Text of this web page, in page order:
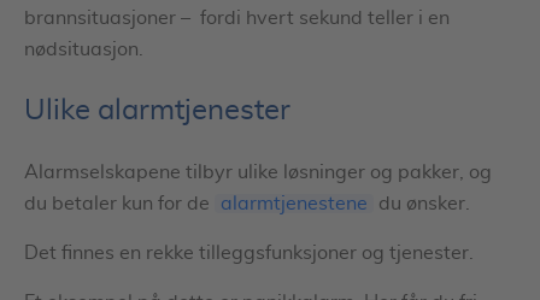
brannsituasjoner – fordi hvert sekund teller i en
nødsituasjon.
Ulike alarmtjenester
Alarmselskapene tilbyr ulike løsninger og pakker, og
du betaler kun for de
alarmtjenestene du ønsker.
Det finnes en rekke tilleggsfunksjoner og tjenester.